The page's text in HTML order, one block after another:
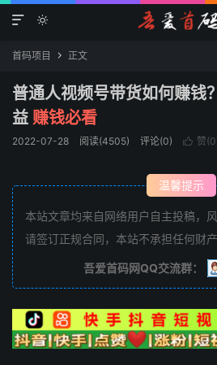


首码项目  正文
普通人视频号带货如何赚钱
益 赚钱必看
2022-07-28 阅读(4505) 评论(0)  赞(0
温馨提示
本站文章均来自网络用户自主投稿，
请签订正规合同，本站不承担任何财
吾爱首码网QQ交流群：